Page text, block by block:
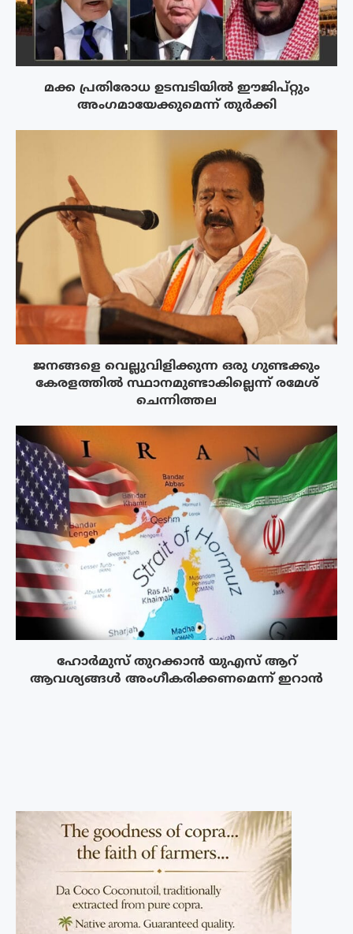
മക്ക പ്രതിരോധ ഉടമ്പടിയിൽ ഈജിപ്റ്റും
അംഗമായേക്കുമെന്ന് തുർക്കി
ജനങ്ങളെ വെല്ലുവിളിക്കുന്ന ഒരു ഗുണ്ടക്കും
കേരളത്തിൽ സ്ഥാനമുണ്ടാകില്ലെന്ന് രമേശ്
ചെന്നിത്തല
ഹോർമുസ് തുറക്കാൻ യുഎസ് ആറ്
ആവശ്യങ്ങൾ അംഗീകരിക്കണമെന്ന് ഇറാൻ